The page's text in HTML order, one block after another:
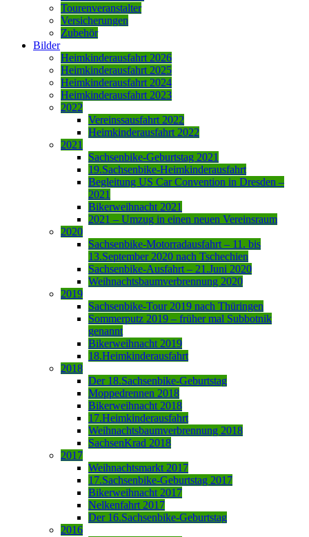
Tourenveranstalter
Versicherungen
Zubehör
Bilder
Heimkinderausfahrt 2026
Heimkinderausfahrt 2025
Heimkinderausfahrt 2024
Heimkinderausfahrt 2023
2022
Vereinssausfahrt 2022
Heimkinderausfahrt 2022
2021
Sachsenbike-Geburtstag 2021
19.Sachsenbike-Heimkinderausfahrt
Begleitung US Car Convention in Dresden –
2021
Bikerweihnacht 2021
2021 – Umzug in einen neuen Vereinsraum
2020
Sachsenbike-Motorradausfahrt – 11. bis
13.September 2020 nach Tschechien
Sachsenbike-Ausfahrt – 21.Juni 2020
Weihnachtsbaumverbrennung 2020
2019
Sachsenbike-Tour 2019 nach Thüringen
Sommerputz 2019 – früher mal Subbotnik
genannt
Bikerweihnacht 2019
18.Heimkinderausfahrt
2018
Der 18.Sachsenbike-Geburtstag
Moppedrennen 2018
Bikerweihnacht 2018
17.Heimkinderausfahrt
Weihnachtsbaumverbrennung 2018
SachsenKrad 2018
2017
Weihnachtsmarkt 2017
17.Sachsenbike-Geburtstag 2017
Bikerweihnacht 2017
Nelkenfahrt 2017
Der 16.Sachsenbike-Geburtstag
2016